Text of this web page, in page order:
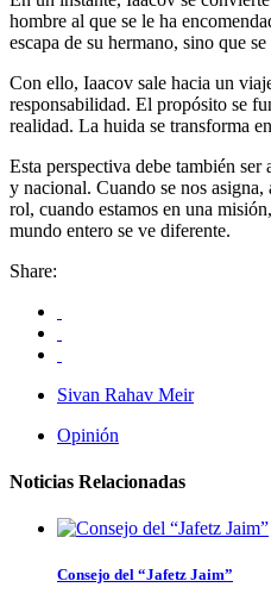
hombre al que se le ha
escapa de su hermano, sino que
Con ello, Iaacov sale hacia un
responsabilidad. El propósito se
realidad. La huida se transforma
Esta perspectiva debe también ser
y nacional. Cuando se nos
rol, cuando estamos en una
mundo entero se ve diferente.
Share:
Sivan Rahav Meir
Opinión
Noticias Relacionadas
Consejo del “Jafetz Jaim”